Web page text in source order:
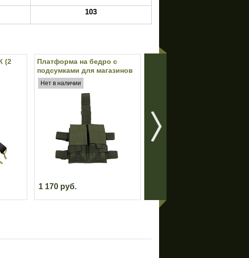
103
(2
Платформа на бедро с
подсумками для магазинов
M4/M16 MFH (Olive)
Нет в наличии
1 170 руб.